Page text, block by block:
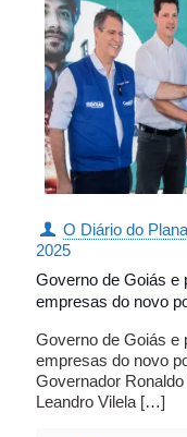
O Diário do
2025
Governo de Goiás e
empresas do novo
Governo de Goiás e
empresas do novo
Governador
Leandro Vilela […]